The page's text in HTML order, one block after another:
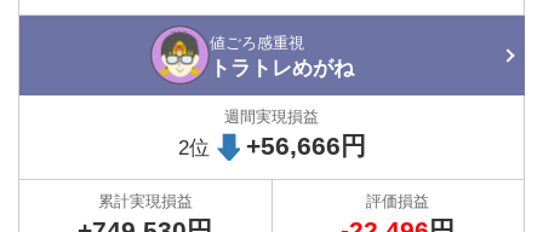
運用を続けている中で、評価損（赤折れ線）が増えた時期もありま
すが、9月14日NYクローズ時点では、評価損を大幅に上回る累計実
値ごろ感重視
トラトレめがね
2位 +56,666円